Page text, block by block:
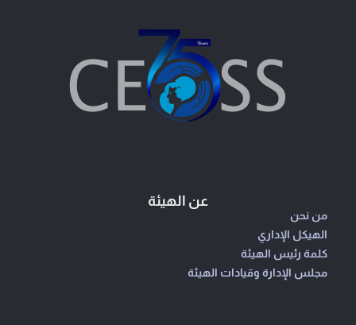
عن الهيئة
من نحن
الهيكل الإداري
كلمة رئيس الهيئة
مجلس الإدارة وقيادات الهيئة